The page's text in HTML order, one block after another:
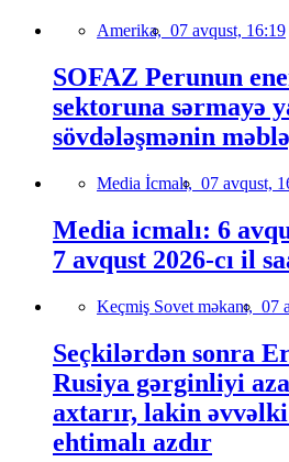
Amerika, 07 avqust, 16:19
SOFAZ Perunun
sektoruna sərmayə
sövdələşmənin
Media İcmalı, 07 avqust,
Media icmalı: 6
7 avqust 2026-cı il
Keçmiş Sovet məkanı, 07
Seçkilərdən sonra
Rusiya gərginliyi
axtarır, lakin
ehtimalı azdır